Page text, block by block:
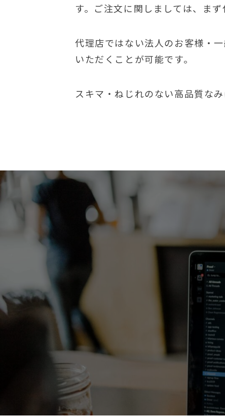
す。ご注文に関しましては、ま
代理店ではない法人のお客様・一
いただくことが可能です。
スキマ・ねじれのない高品質な